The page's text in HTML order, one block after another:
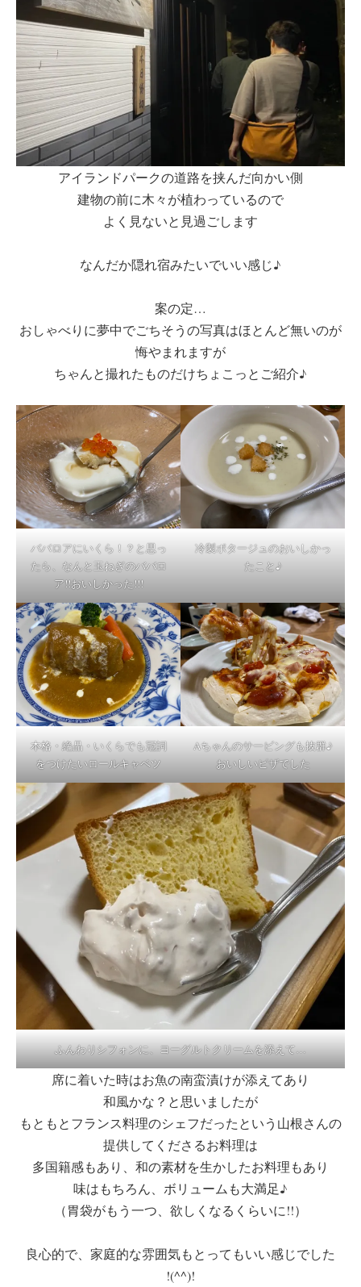
アイランドパークの道路を挟んだ向かい側
建物の前に木々が植わっているので
よく見ないと見過ごします
なんだか隠れ宿みたいでいい感じ♪
案の定…
おしゃべりに夢中でごちそうの写真はほとんど無いのが
悔やまれますが
ちゃんと撮れたものだけちょこっとご紹介♪
ババロアにいくら！？と思っ
たら、なんと玉ねぎのババロ
ア!!おいしかった!!!
冷製ポタージュのおいしかっ
たこと♪
本格・絶品・いくらでも冠詞
をつけたいロールキャベツ
Aちゃんのサービングも抜群♪
おいしいピザでした
ふんわりシフォンに、ヨーグルトクリームを添えて…
席に着いた時はお魚の南蛮漬けが添えてあり
和風かな？と思いましたが
もともとフランス料理のシェフだったという山根さんの
提供してくださるお料理は
多国籍感もあり、和の素材を生かしたお料理もあり
味はもちろん、ボリュームも大満足♪
（胃袋がもう一つ、欲しくなるくらいに!!）
良心的で、家庭的な雰囲気もとってもいい感じでした
!(^^)!